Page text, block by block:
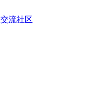
交流社区